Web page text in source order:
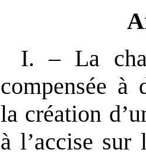
I. – La
compensée à
la création
à l’accise sur